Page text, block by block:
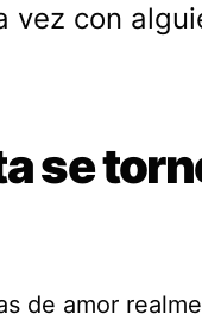
vez con
se
de amor